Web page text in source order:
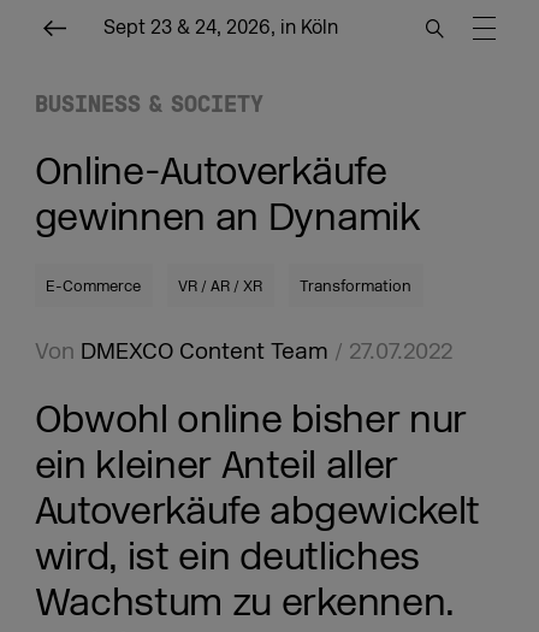
Sept 23 & 24, 2026, in Köln
BUSINESS & SOCIETY
Online-Autoverkäufe
gewinnen an Dynamik
E-Commerce VR / AR / XR Transformation
Von DMEXCO Content Team / 27.07.2022
Obwohl online bisher nur
ein kleiner Anteil aller
Autoverkäufe abgewickelt
wird, ist ein deutliches
Wachstum zu erkennen.